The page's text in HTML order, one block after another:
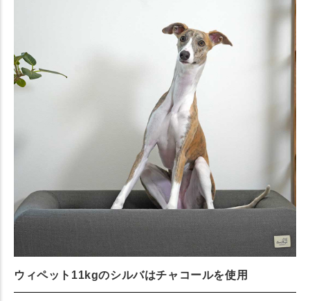
ウィペット11kgのシルバはチャコールを使用